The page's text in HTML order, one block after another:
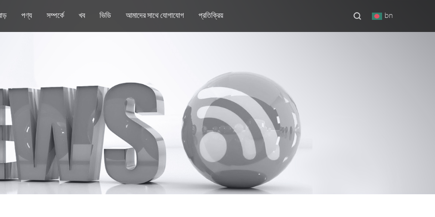
পণ্য সম্পর্কে খব ভিডি আমাদের সাথে যোগাযোগ প্রতিক্রিয় bn